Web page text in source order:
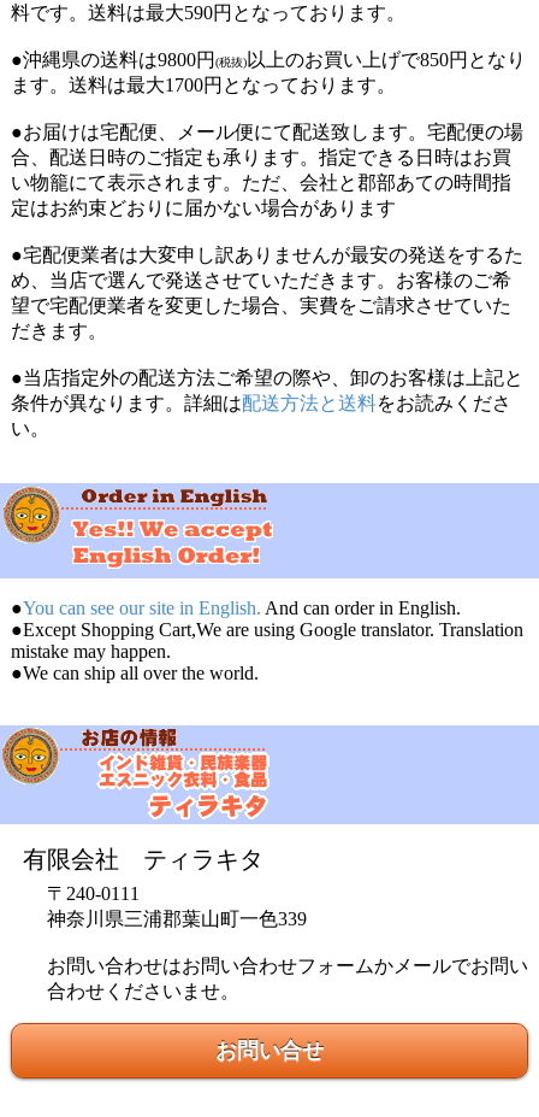
料です。送料は最大590円となっております。
●沖縄県の送料は9800円 (税抜)以上のお買い上げで850円となり
ます。送料は最大1700円となっております。
●お届けは宅配便、メール便にて配送致します。宅配便の場
合、配送日時のご指定も承ります。指定できる日時はお買
い物籠にて表示されます。ただ、会社と郡部あての時間指
定はお約束どおりに届かない場合があります
●宅配便業者は大変申し訳ありませんが最安の発送をするた
め、当店で選んで発送させていただきます。お客様のご希
望で宅配便業者を変更した場合、実費をご請求させていた
だきます。
●当店指定外の配送方法ご希望の際や、卸のお客様は上記と
条件が異なります。詳細は配送方法と送料をお読みくださ
い。
●You can see our site in English. And can order in English.
●Except Shopping Cart,We are using Google translator. Translation
mistake may happen.
●We can ship all over the world.
有限会社 ティラキタ
〒240-0111
神奈川県三浦郡葉山町一色339
お問い合わせはお問い合わせフォームかメールでお問い
合わせくださいませ。
お問い合せ